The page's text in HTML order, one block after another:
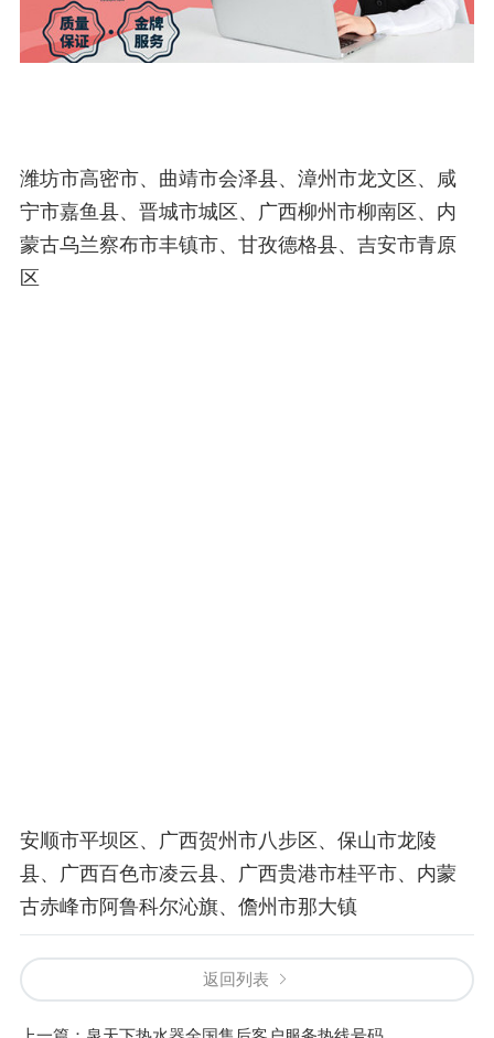
潍坊市高密市、曲靖市会泽县、漳州市龙文区、咸
宁市嘉鱼县、晋城市城区、广西柳州市柳南区、内
蒙古乌兰察布市丰镇市、甘孜德格县、吉安市青原
区
安顺市平坝区、广西贺州市八步区、保山市龙陵
县、广西百色市凌云县、广西贵港市桂平市、内蒙
古赤峰市阿鲁科尔沁旗、儋州市那大镇
返回列表